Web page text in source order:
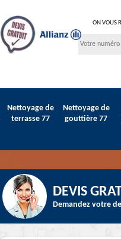
ON VOUS
Nettoyage de
terrasse 77
Nettoyage de
gouttière 77
DEVIS
Demandez votre